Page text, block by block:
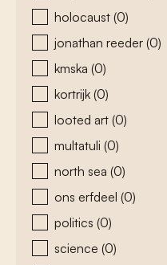
holocaust (0)
jonathan reeder (0)
kmska (0)
kortrijk (0)
looted art (0)
multatuli (0)
north sea (0)
ons erfdeel (0)
politics (0)
science (0)